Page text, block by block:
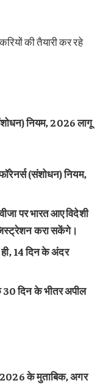
की तैयारी कर रहे
नियम, 2026 लागू
(संशोधन) नियम,
पर भारत आए विदेशी
करा सकेंगे।
14 दिन के अंदर
30 दिन के भीतर अपील
2026 के मुताबिक, अगर